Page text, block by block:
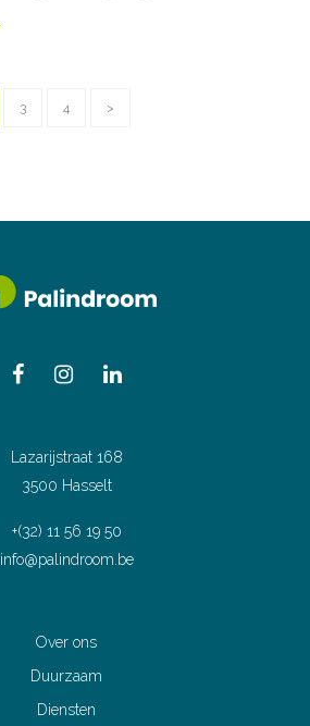
3 4 >
Lazarijstraat 168
3500 Hasselt
+(32) 11 56 19 50
info@palindroom.be
Over ons
Duurzaam
Diensten